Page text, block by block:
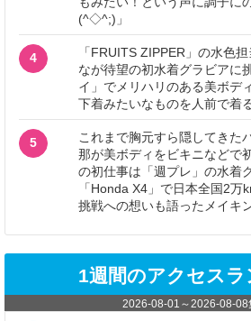
(^◇^;)」
4
「FRUITS ZIPPER」の水色
なが待望の初水着グラビアに
イ」でメリハリのある美ボデ
下着みたいなものを人前で着
5
これまで胸元すら隠してきた
那が美ボディをビキニなどで
の初仕事は「週プレ」の水着
「Honda X4」で日本全国2万
挑戦への想いも語ったメイキ
1週間のアクセス
2026-08-01 ～2026-08-08